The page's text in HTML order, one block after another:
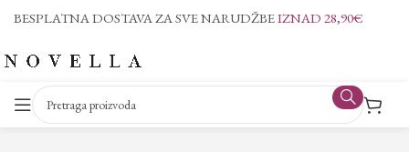
BESPLATNA DOSTAVA ZA SVE NARUDŽBEIZNAD 28,90€